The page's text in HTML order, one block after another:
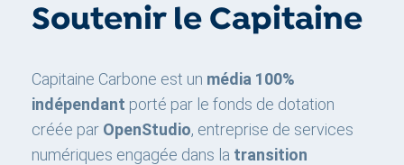
Soutenir le Capitaine
Capitaine Carbone est un média 100%
indépendant porté par le fonds de dotation
créée par OpenStudio, entreprise de services
numériques engagée dans la transition